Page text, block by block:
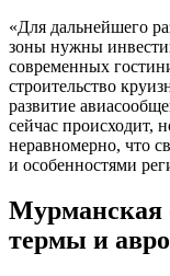
«Для дальнейшего
зоны нужны
современных
строительство
развитие
сейчас происходит,
неравномерно, что
и особенностями
Мурманская
термы и